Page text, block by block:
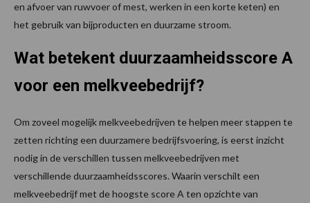
en afvoer van ruwvoer of mest, werken in een korte keten) en
het gebruik van bijproducten en duurzame stroom.
Wat betekent duurzaamheidsscore A
voor een melkveebedrijf?
Om zoveel mogelijk melkveebedrijven te helpen meer stappen te
zetten richting een duurzamere bedrijfsvoering, is eerst inzicht
nodig in de verschillen tussen melkveebedrijven met
verschillende duurzaamheidsscores. Waarin verschilt een
melkveebedrijf met de hoogste score A ten opzichte van